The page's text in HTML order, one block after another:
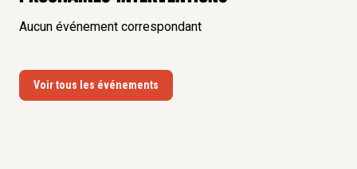
Aucun événement correspondant
Voir tous les événements